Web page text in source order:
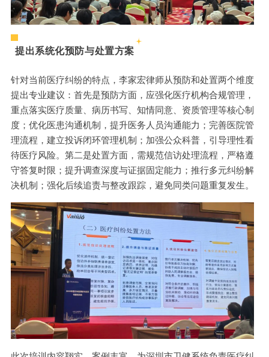
提出系统化预防与处置方案
针对当前医疗纠纷的特点，李家宏律师从预防和处置两个维度
提出专业建议：首先是预防方面，应强化医疗机构合规管理，
重点落实医疗质量、病历书写、知情同意、资质管理等核心制
度；优化医患沟通机制，提升医务人员沟通能力；完善医院管
理流程，建立投诉闭环管理机制；加强公众科普，引导理性看
待医疗风险。第二是处置方面，需规范信访处理流程，严格遵
守答复时限；提升调查深度与证据固定能力；推行多元纠纷解
决机制；强化后续追责与整改跟踪，避免同类问题重复发生。